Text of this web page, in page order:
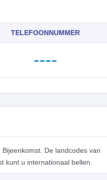
TELEFOONNUMMER
----
De landcodes van
kunt u internationaal bellen.